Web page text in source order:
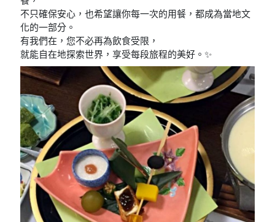
不只確保安心，也希望讓你每一次的用餐，都成為當地文
化的一部分。
有我們在，您不必再為飲食受限，
就能自在地探索世界，享受每段旅程的美好。✨